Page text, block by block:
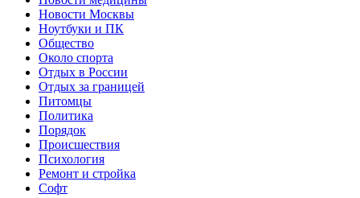
Новости Москвы
Ноутбуки и ПК
Общество
Около спорта
Отдых в России
Отдых за границей
Питомцы
Политика
Порядок
Происшествия
Психология
Ремонт и стройка
Софт